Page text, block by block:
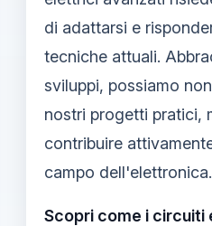
di adattarsi e
tecniche attuali.
sviluppi, possiamo
nostri progetti pratici,
contribuire
campo dell'elettronica.
Scopri come i circuiti